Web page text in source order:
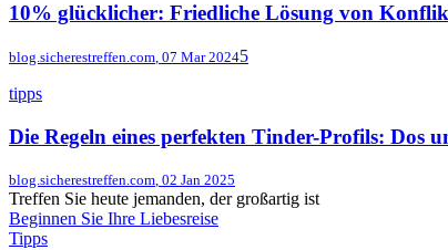
10% glücklicher: Friedliche Lösung von
blog.sicherestreffen.com 07 Mar 20245
tipps
Die Regeln eines perfekten Tinder-Profils: Dos
blog.sicherestreffen.com, 02 Jan 2025
Treffen Sie heute jemanden, der großartig ist
Beginnen Sie Ihre Liebesreise
Tipps